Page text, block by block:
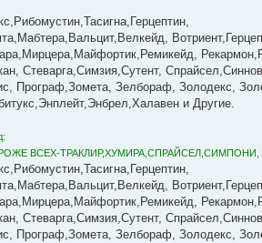
Стеварга,Симзия,Сутент,
Програф,Зомета, Зелбораф, Золодекс,
и Другие.
ВСЕХ-
Стеварга,Симзия,Сутент,
Програф,Зомета, Зелбораф, Золодекс,